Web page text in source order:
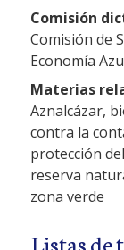
Comisión
Comisión de
Economía
Materias
Aznalcázar,
contra la
protección
reserva
zona verde
Listas de